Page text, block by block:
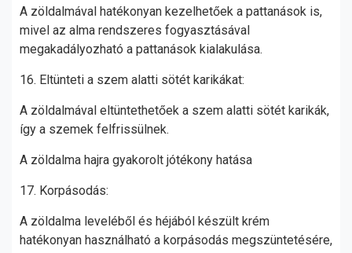
A zöldalmával hatékonyan kezelhetőek a pattanások is,
mivel az alma rendszeres fogyasztásával
megakadályozható a pattanások kialakulása.
16. Eltünteti a szem alatti sötét karikákat:
A zöldalmával eltüntethetőek a szem alatti sötét karikák,
így a szemek felfrissülnek.
A zöldalma hajra gyakorolt jótékony hatása
17. Korpásodás:
A zöldalma leveléből és héjából készült krém
hatékonyan használható a korpásodás megszüntetésére,